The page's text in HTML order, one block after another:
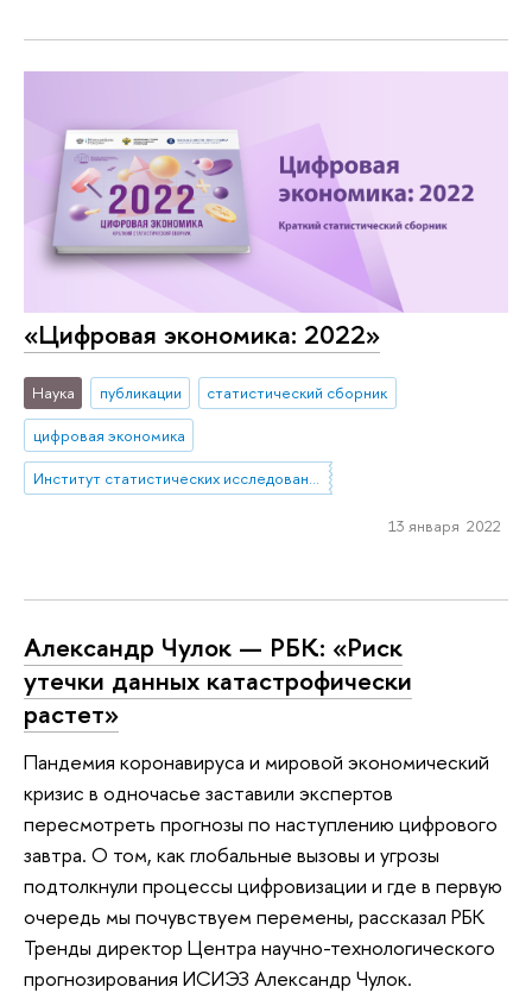
«Цифровая экономика: 2022»
Наука публикации
статистический сборник
цифровая экономика
Институт статистических исследований и экономики знаний
13 января 2022
Александр Чулок — РБК: «Риск
утечки данных катастрофически
растет»
Пандемия коронавируса и мировой экономический
кризис в одночасье заставили экспертов
пересмотреть прогнозы по наступлению цифрового
завтра. О том, как глобальные вызовы и угрозы
подтолкнули процессы цифровизации и где в первую
очередь мы почувствуем перемены, рассказал РБК
Тренды директор Центра научно-технологического
прогнозирования ИСИЭЗ Александр Чулок.